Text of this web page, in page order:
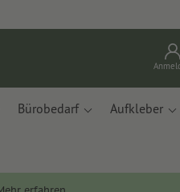
Bürobedarf Aufkleber